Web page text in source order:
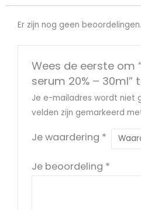
Er zijn nog geen beoordelingen.
Wees de eerste om
serum 20% – 30ml”
Je e-mailadres wordt niet
velden zijn gemarkeerd
Je waardering *
Je beoordeling *